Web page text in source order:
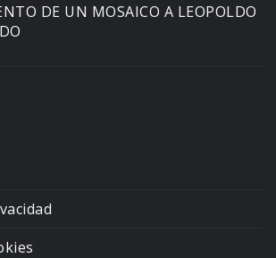
DE UN MOSAICO A LEOPOLDO